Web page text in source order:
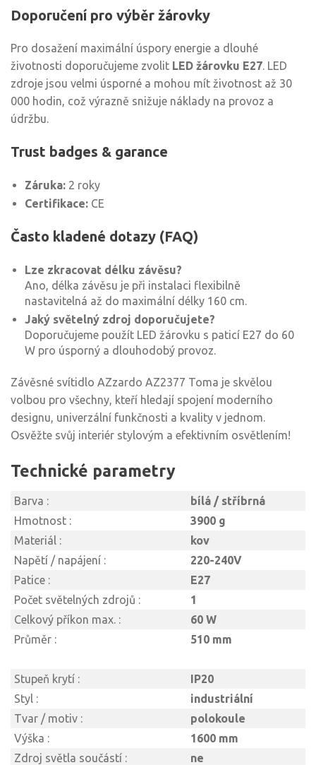
Doporučení pro výběr žárovky
Pro dosažení maximální úspory energie a dlouhé
životnosti doporučujeme zvolit LED žárovku E27. LED
zdroje jsou velmi úsporné a mohou mít životnost až 30
000 hodin, což výrazně snižuje náklady na provoz a
údržbu.
Trust badges & garance
Záruka: 2 roky
Certifikace: CE
Často kladené dotazy (FAQ)
Lze zkracovat délku závěsu?
Ano, délka závěsu je při instalaci flexibilně
nastavitelná až do maximální délky 160 cm.
Jaký světelný zdroj doporučujete?
Doporučujeme použít LED žárovku s paticí E27 do 60
W pro úsporný a dlouhodobý provoz.
Závěsné svítidlo AZzardo AZ2377 Toma je skvělou
volbou pro všechny, kteří hledají spojení moderního
designu, univerzální funkčnosti a kvality v jednom.
Osvěžte svůj interiér stylovým a efektivním osvětlením!
Technické parametry
Barva :
bílá / stříbrná
Hmotnost :
3900 g
Materiál :
kov
Napětí / napájení :
220-240V
Patice :
E27
Počet světelných zdrojů :
1
Celkový příkon max. :
60 W
Průměr :
510 mm
Stupeň krytí :
IP20
Styl :
industriální
Tvar / motiv :
polokoule
Výška :
1600 mm
Zdroj světla součástí :
ne